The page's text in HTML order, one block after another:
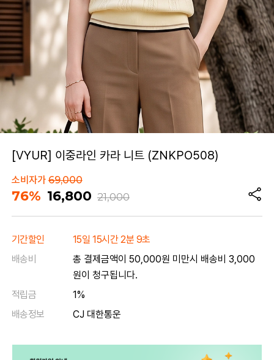
[VYUR] 이중라인 카라 니트 (ZNKPO508)
소비자가69,000
76% 16,800 21,000
기간할인
15일 15시간 2분 9초
배송비
총 결제금액이 50,000원 미만시 배송비 3,000
원이 청구됩니다.
적립금
1%
배송정보
CJ 대한통운